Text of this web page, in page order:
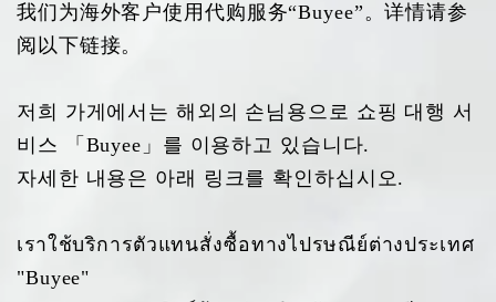
我们为海外客户使用代购服务“Buyee”。详情请参
阅以下链接。
저희 가게에서는 해외의 손님용으로 쇼핑 대행 서
비스 「Buyee」를 이용하고 있습니다.
자세한 내용은 아래 링크를 확인하십시오.
เราใช้บริการตัวแทนสั่งซื้อทางไปรษณีย์ต่างประเทศ
"Buyee"